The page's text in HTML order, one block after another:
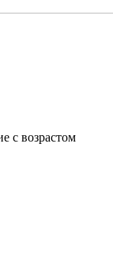
с возрастом